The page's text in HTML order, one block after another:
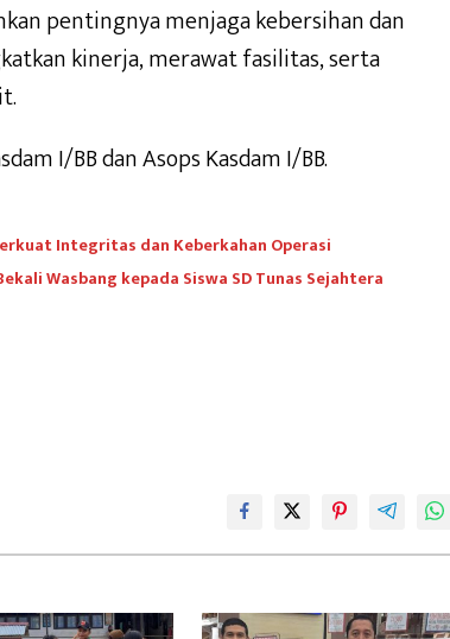
pentingnya menjaga kebersihan dan
kinerja, merawat fasilitas, serta
I/BB dan Asops Kasdam I/BB.
Integritas dan Keberkahan Operasi
Wasbang kepada Siswa SD Tunas Sejahtera